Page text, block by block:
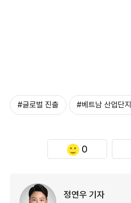
#글로벌 진출 #베트남 산업단지
0
정연우 기자